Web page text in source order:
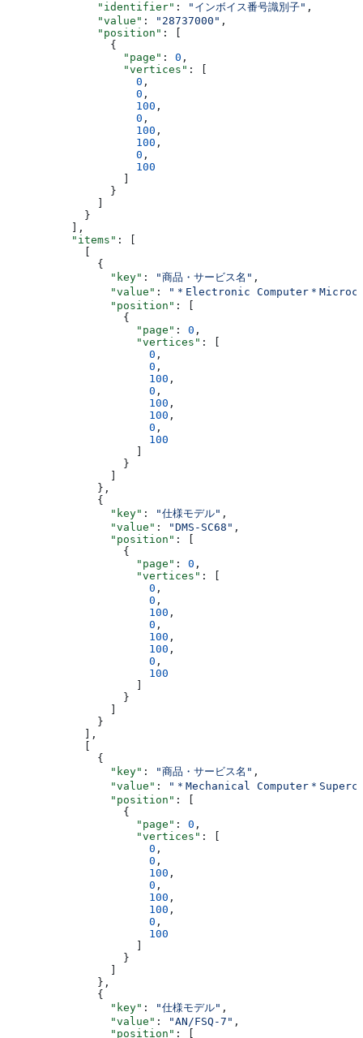
              "identifier"
: "インボイス番号識別子" ,
              "value"
: "28737000" ,
              "position"
: [
                {
                  "page"
: 0 ,
                  "vertices"
: [
                    0
,
                    0
,
                    100
,
                    0
,
                    100
,
                    100
,
                    0
,
                    100
                }
            }
          ],
          "items"
: [
              {
                "key"
: "商品・サービス名" ,
                "value"
:
"＊Electronic Computer＊
                "position"
: [
                  {
                    "page"
: 0 ,
                    "vertices"
: [
                      0
,
                      0
,
                      100
,
                      0
,
                      100
,
                      100
,
                      0
,
                      100
                  }
              },
              {
                "key"
: "仕様モデル" ,
                "value"
: "DMS-SC68" ,
                "position"
: [
                  {
                    "page"
: 0 ,
                    "vertices"
: [
                      0
,
                      0
,
                      100
,
                      0
,
                      100
,
                      100
,
                      0
,
                      100
                  }
              }
            ],
              {
                "key"
: "商品・サービス名" ,
                "value"
:
"＊Mechanical Computer＊
                "position"
: [
                  {
                    "page"
: 0 ,
                    "vertices"
: [
                      0
,
                      0
,
                      100
,
                      0
,
                      100
,
                      100
,
                      0
,
                      100
                  }
              },
              {
                "key"
: "仕様モデル" ,
                "value"
: "AN/FSQ-7" ,
                "position"
: [